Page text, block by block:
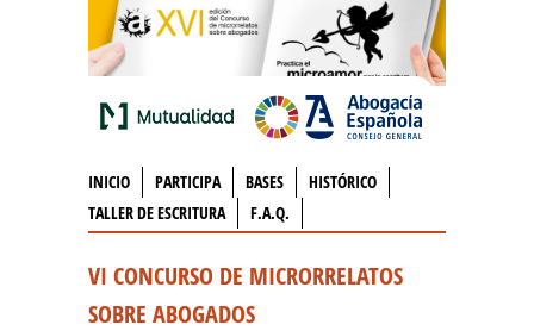
INICIO PARTICIPA BASES
HISTÓRICO
TALLER DE ESCRITURA
F.A.Q.
VI CONCURSO DE MICRORRELATOS
SOBRE ABOGADOS